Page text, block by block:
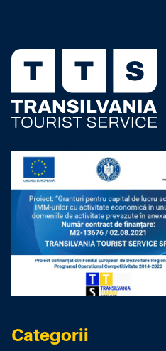
Categorii